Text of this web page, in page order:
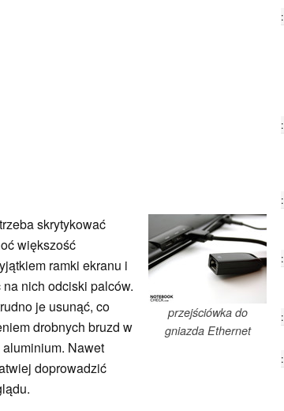
przejściówka do
gniazda Ethernet
skrytykować
większość
ramki ekranu i
nich odciski palców.
je usunąć, co
drobnych bruzd w
Nawet
doprowadzić